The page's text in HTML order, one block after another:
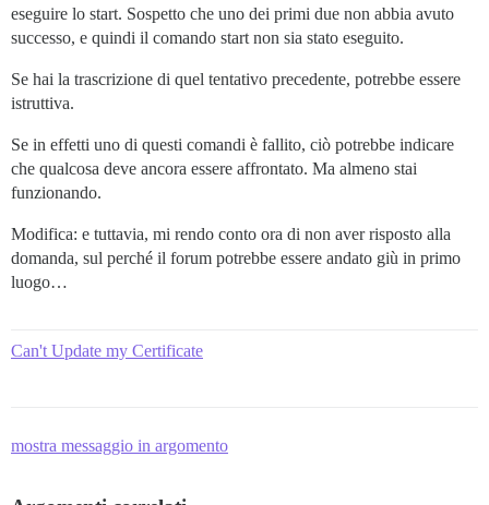
eseguire lo start. Sospetto che uno dei primi due non abbia avuto
successo, e quindi il comando start non sia stato eseguito.
Se hai la trascrizione di quel tentativo precedente, potrebbe essere
istruttiva.
Se in effetti uno di questi comandi è fallito, ciò potrebbe indicare
che qualcosa deve ancora essere affrontato. Ma almeno stai
funzionando.
Modifica: e tuttavia, mi rendo conto ora di non aver risposto alla
domanda, sul perché il forum potrebbe essere andato giù in primo
luogo…
Can't Update my Certificate
mostra messaggio in argomento